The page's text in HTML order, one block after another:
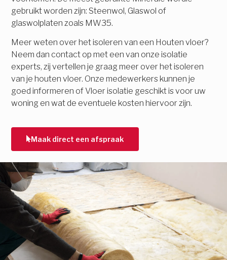
gebruikt worden zijn: Steenwol, Glaswol of
glaswolplaten zoals MW35.
Meer weten over het isoleren van een Houten vloer?
Neem dan contact op met een van onze isolatie
experts, zij vertellen je graag meer over het isoleren
van je houten vloer. Onze medewerkers kunnen je
goed informeren of Vloer isolatie geschikt is voor uw
woning en wat de eventuele kosten hiervoor zijn.
Maak direct een afspraak